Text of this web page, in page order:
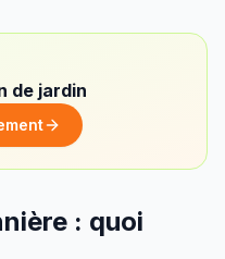
de jardin
: quoi